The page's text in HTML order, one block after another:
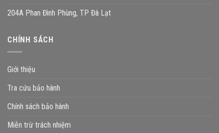
204A Phan Đình Phùng, TP Đà Lạt
CHÍNH SÁCH
Giới thiệu
Tra cứu bảo hành
Chính sách bảo hành
Miễn trừ trách nhiệm